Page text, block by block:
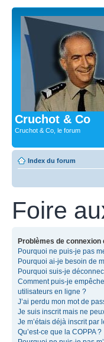
Cruchot & Co
Cruchot & Co, le forum
Index du forum
Foire
Problèmes de connexion
Pourquoi ne puis-je pas
Pourquoi ai-je besoin de
Pourquoi suis-je
Comment puis-je
utilisateurs en ligne ?
J’ai perdu mon mot de
Je suis inscrit mais ne
Je m’étais déjà inscrit par
Qu’est-ce que la COPPA ?